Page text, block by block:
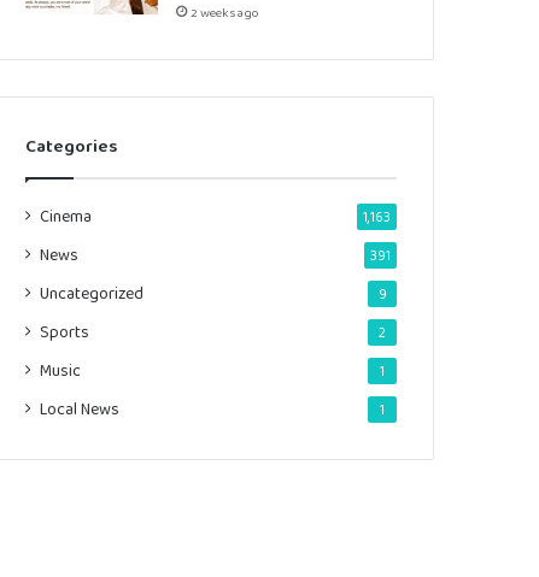
2 weeks ago
Categories
Cinema 1,163
News 391
Uncategorized 9
Sports 2
Music 1
Local News 1